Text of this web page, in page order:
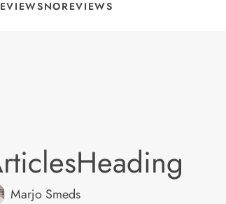
Marjo Smeds